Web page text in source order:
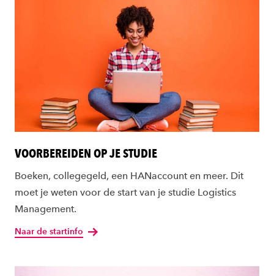
VOORBEREIDEN OP JE STUDIE
Boeken, collegegeld, een HANaccount en meer. Dit
moet je weten voor de start van je studie Logistics
Management.
Naar de startinfo